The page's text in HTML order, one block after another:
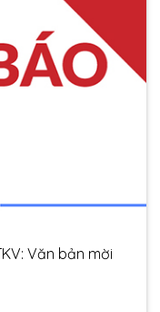
Văn bản mời